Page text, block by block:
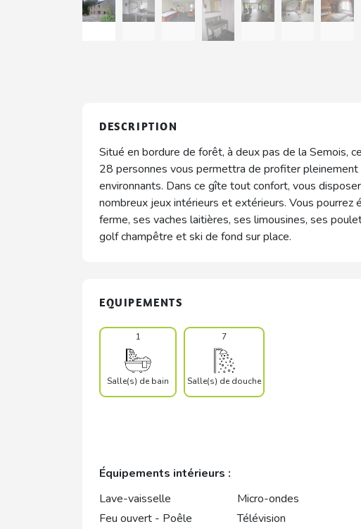
DESCRIPTION
Situé en bordure de forêt, à deux pas de la Semois,
28 personnes vous permettra de profiter pleinement
environnants. Dans ce gîte tout confort, vous
nombreux jeux intérieurs et extérieurs. Vous pourrez
ferme, ses vaches laitières, ses limousines, ses
golf champêtre et ski de fond sur place.
EQUIPEMENTS
1
Salle(s) de bain
7
Salle(s) de douche
Équipements intérieurs :
Lave-vaisselle
Micro-ondes
Feu ouvert - Poêle
Télévision